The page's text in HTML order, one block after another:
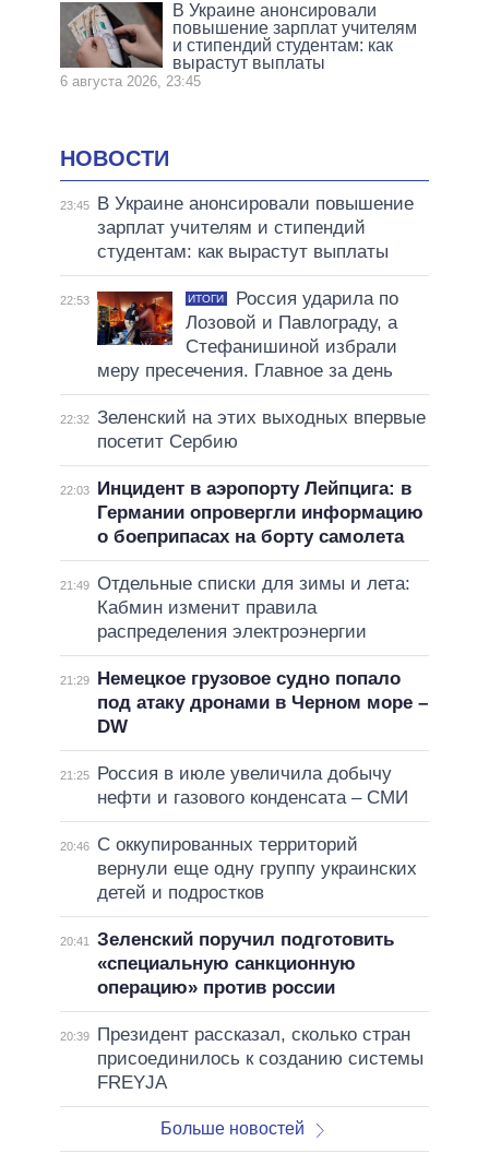
В Украине анонсировали
повышение зарплат учителям
и стипендий студентам: как
вырастут выплаты
6 августа 2026, 23:45
НОВОСТИ
23:45
В Украине анонсировали повышение
зарплат учителям и стипендий
студентам: как вырастут выплаты
22:53 ИТОГИ
Россия ударила по
Лозовой и Павлограду, а
Стефанишиной избрали
меру пресечения. Главное за день
22:32 Зеленский на этих выходных впервые
посетит Сербию
22:03
Инцидент в аэропорту Лейпцига: в
Германии опровергли информацию
о боеприпасах на борту самолета
21:49 Отдельные списки для зимы и лета:
Кабмин изменит правила
распределения электроэнергии
21:29
Немецкое грузовое судно попало
под атаку дронами в Черном море –
DW
21:25
Россия в июле увеличила добычу
нефти и газового конденсата – СМИ
20:46
С оккупированных территорий
вернули еще одну группу украинских
детей и подростков
20:41
Зеленский поручил подготовить
«специальную санкционную
операцию» против россии
20:39
Президент рассказал, сколько стран
присоединилось к созданию системы
FREYJA
Больше новостей